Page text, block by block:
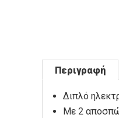
Περιγραφή
Διπλό
Με 2